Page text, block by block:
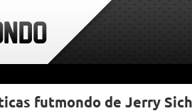
futmondo de Jerry